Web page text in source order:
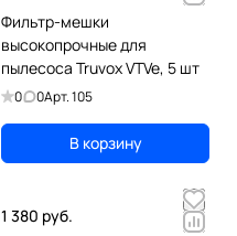
Фильтр-мешки
высокопрочные для
пылесоса Truvox VTVe, 5 шт
0 0Арт.105
В корзину
1 380 руб.